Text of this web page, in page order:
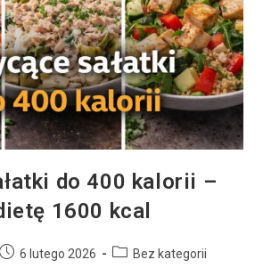
do 400 kalorii –
1600 kcal
6 lutego 2026 Bez kategorii